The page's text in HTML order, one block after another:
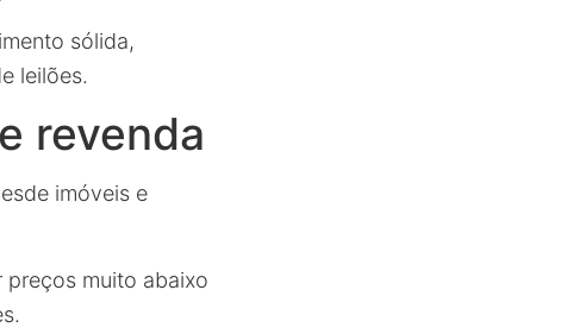
sólida,
leilões.
revenda
imóveis e
preços muito abaixo